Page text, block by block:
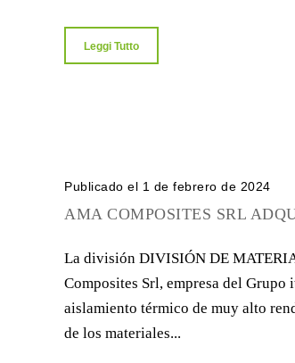
Leggi Tutto
Publicado el 1 de febrero de 2024
AMA COMPOSITES SRL
La división DIVISIÓN DE
Composites Srl, empresa del
aislamiento térmico de muy alto
de los materiales...